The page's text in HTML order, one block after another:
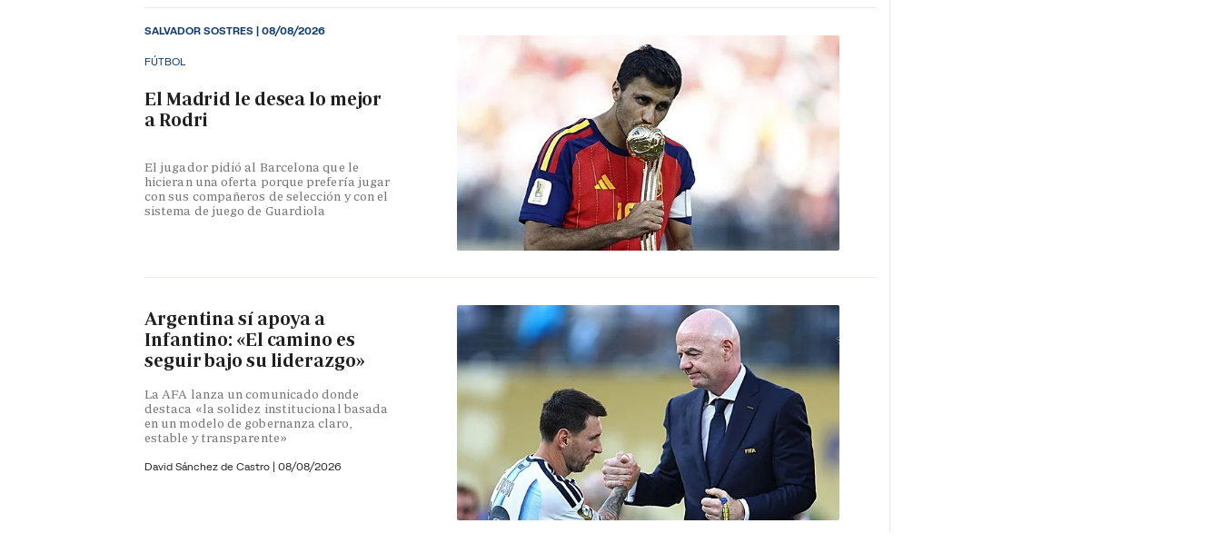
FÚTBOL
El Madrid le desea lo mejor
a Rodri
El jugador pidió al Barcelona que le
hicieran una oferta porque prefería jugar
con sus compañeros de selección y con el
sistema de juego de Guardiola
SALVADOR SOSTRES |08/08/2026
Argentina sí apoya a
Infantino: «El camino es
seguir bajo su liderazgo»
La AFA lanza un comunicado donde
destaca «la solidez institucional basada
en un modelo de gobernanza claro,
estable y transparente»
David Sánchez de Castro | 08/08/2026